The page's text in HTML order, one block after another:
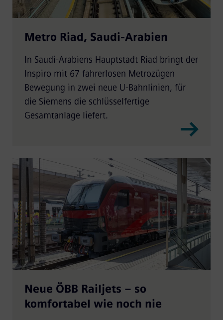
Metro Riad, Saudi-Arabien
In Saudi-Arabiens Hauptstadt Riad bringt der
Inspiro mit 67 fahrerlosen Metrozügen
Bewegung in zwei neue U-Bahnlinien, für
die Siemens die schlüsselfertige
Gesamtanlage liefert.
Neue ÖBB Railjets – so
komfortabel wie noch nie